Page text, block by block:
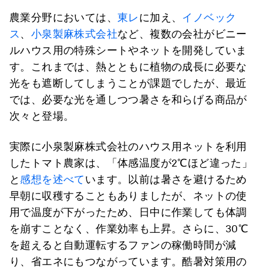
農業分野においては、 東レに加え、 イノベック
ス 、 小泉製麻株式会社など、複数の会社がビニー
ルハウス用の特殊シートやネットを開発していま
す。これまでは、熱とともに植物の成長に必要な
光をも遮断してしまうことが課題でしたが、最近
では、必要な光を通しつつ暑さを和らげる商品が
次々と登場。
実際に小泉製麻株式会社のハウス用ネットを利用
したトマト農家は、「体感温度が2℃ほど違った」
と 感想を述べています。以前は暑さを避けるため
早朝に収穫することもありましたが、ネットの使
用で温度が下がったため、日中に作業しても体調
を崩すことなく、作業効率も上昇。さらに、30℃
を超えると自動運転するファンの稼働時間が減
り、省エネにもつながっています。酷暑対策用の